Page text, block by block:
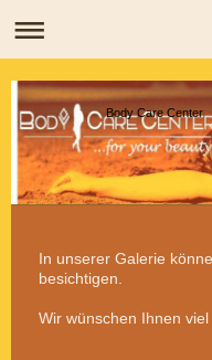
Body Care Center
In unserer Galerie
besichtigen.
Wir wünschen Ihnen viel